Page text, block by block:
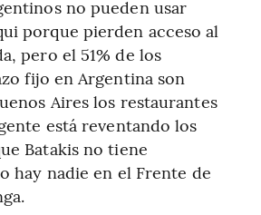
no pueden usar
porque pierden acceso al
pero el 51% de los
fijo en Argentina son
Aires los restaurantes
está reventando los
Batakis no tiene
hay nadie en el Frente de